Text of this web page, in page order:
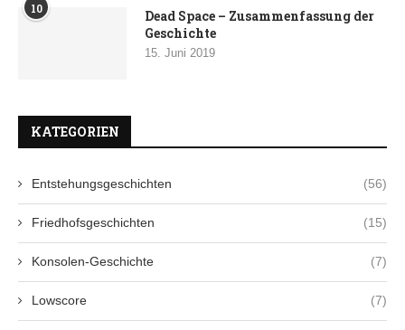
10
Dead Space – Zusammenfassung der
Geschichte
15. Juni 2019
KATEGORIEN
Entstehungsgeschichten (56)
Friedhofsgeschichten (15)
Konsolen-Geschichte (7)
Lowscore (7)